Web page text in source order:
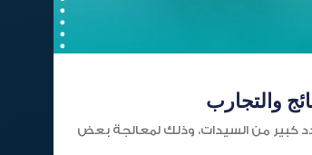
والتجارب
كبير من السيدات، وذلك لمعالجة بعض